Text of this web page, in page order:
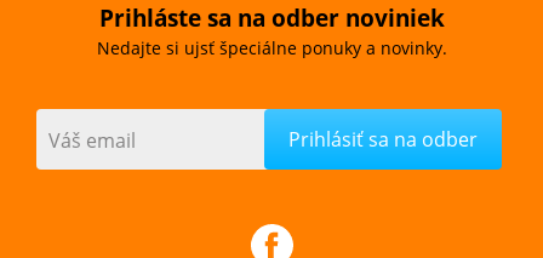
Prihláste sa na odber noviniek
Nedajte si ujsť špeciálne ponuky a novinky.
Váš email